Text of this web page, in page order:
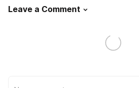
Leave a Comment